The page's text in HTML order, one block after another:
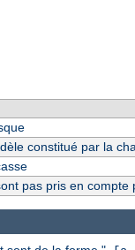
constitué par la
pas pris en